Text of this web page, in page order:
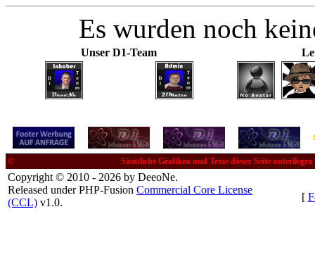
Es wurden noch
Unser D1-Team
© Sämtliche Grafiken und Texte dieser Seite
Copyright © 2010 - 2026 by DeeoNe.
Released under PHP-Fusion Commercial Core License
(CCL) v1.0. [